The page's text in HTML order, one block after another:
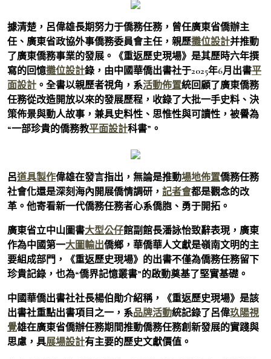
據清楚，呂偉雄長期努力于僑務任務，曾任廣東省僑辦主
任、廣東省政協外事僑務委員會主任，親歷攤位設計并推動
了廣東僑務事業的發展。《重返歷史現場》是其歷時六年撰
寫的回憶攤位設計錄，由中國華僑出書社于2025年6月出書平
面設計 。全書以親歷者視角，系活動佈置統回顧了廣東僑務
任務從改造開放以來的發展歷程，收錄了大批一手史料、決
策佈景與動人故事，兼具史料性、思惟性與可讀性，被譽為
“一部珍貴的僑務教平面設計科書”。
呂道具製作偉雄在發言指出，無論是推動場地佈置僑務任務
社會化還是深刻海內開展僑情調研， 記者會都是觀念的改
革。他寄看新一代僑務任務者心系僑胞、勇于開拓。
廣東省立中山圖書大型公仔館副館長潘詠怡致辭表現，廣東
作為中國第一大圖輸出僑鄉，華僑華人文獻是嶺南文明的主
要組成部門，《重返歷史現場》的出書不僅為僑務任務留下
珍貴記錄，也為“僑界記憶叢書”的啟動奠基了堅實基礎。
中國華僑出書社社長楊伯勛介紹稱，《重返歷史現場》是該
出書社重點出書項目之一，系品牌活動統記錄了呂偉玖陽視
覺雄在廣東省僑辦任務期間推動僑務任務創新發展的實踐與
思慮，具展場設計有主要的歷史文獻價值。